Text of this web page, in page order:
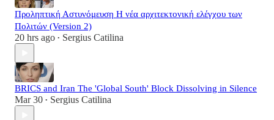
Προληπτική Αστυνόμευση Η νέα αρχιτεκτονική ελέγχου των
Πολιτών (Version 2)
20 hrs ago • Sergius Catilina
BRICS and Iran The 'Global South' Block Dissolving in Silence
Mar 30 • Sergius Catilina